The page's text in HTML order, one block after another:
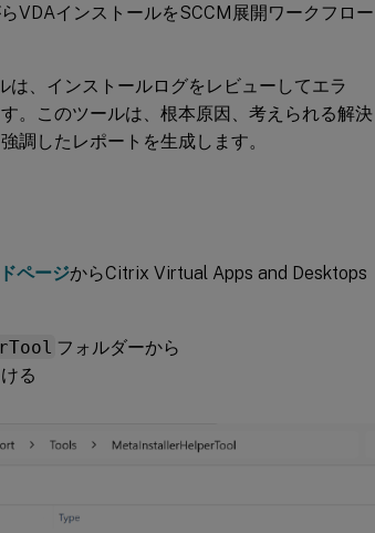
VDAインストールをSCCM展開ワークフロー
は、インストールログをレビューしてエラ
。このツールは、根本原因、考えられる解決
調したレポートを生成します。
ページからCitrix Virtual Apps and Desktops
フォルダーから
る